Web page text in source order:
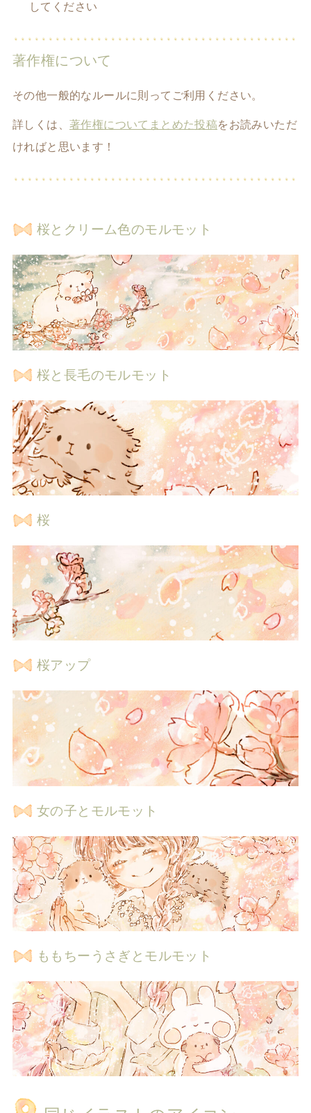
してください
著作権について
その他一般的なルールに則ってご利用ください。
詳しくは、 著作権についてまとめた投稿をお読みいただ
ければと思います！
桜とクリーム色のモルモット
桜と長毛のモルモット
桜
桜アップ
女の子とモルモット
ももちーうさぎとモルモット